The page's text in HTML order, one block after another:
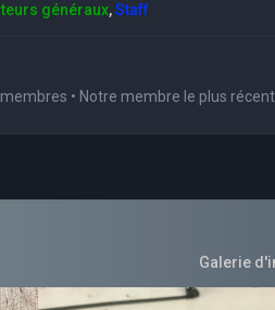
généraux,Staff
• Notre membre le plus
Galerie